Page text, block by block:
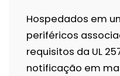
Hospedados em
periféricos
requisitos da UL
notificação em